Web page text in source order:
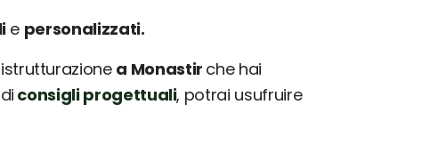
e personalizzati.
a Monastir che hai
consigli progettuali, potrai usufruire